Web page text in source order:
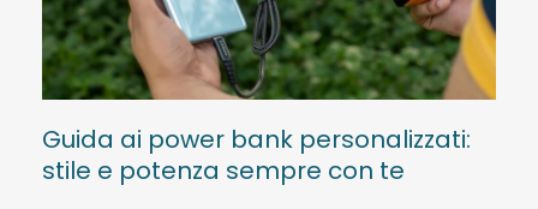
Guida ai power bank personalizzati:
stile e potenza sempre con te